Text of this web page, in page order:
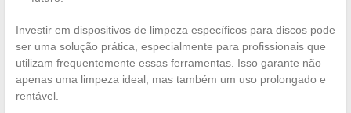
Investir em dispositivos de limpeza específicos para discos pode
ser uma solução prática, especialmente para profissionais que
utilizam frequentemente essas ferramentas. Isso garante não
apenas uma limpeza ideal, mas também um uso prolongado e
rentável.